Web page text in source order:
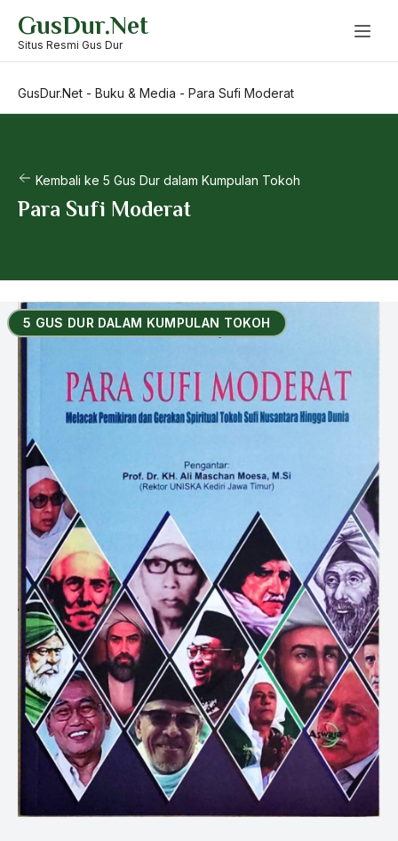
content
GusDur.Net
Situs Resmi Gus Dur
GusDur.Net - Buku & Media - Para Sufi Moderat
Kembali ke 5 Gus Dur dalam Kumpulan Tokoh
Para Sufi Moderat
5 GUS DUR DALAM KUMPULAN TOKOH